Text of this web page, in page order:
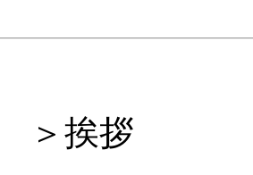
＞挨拶